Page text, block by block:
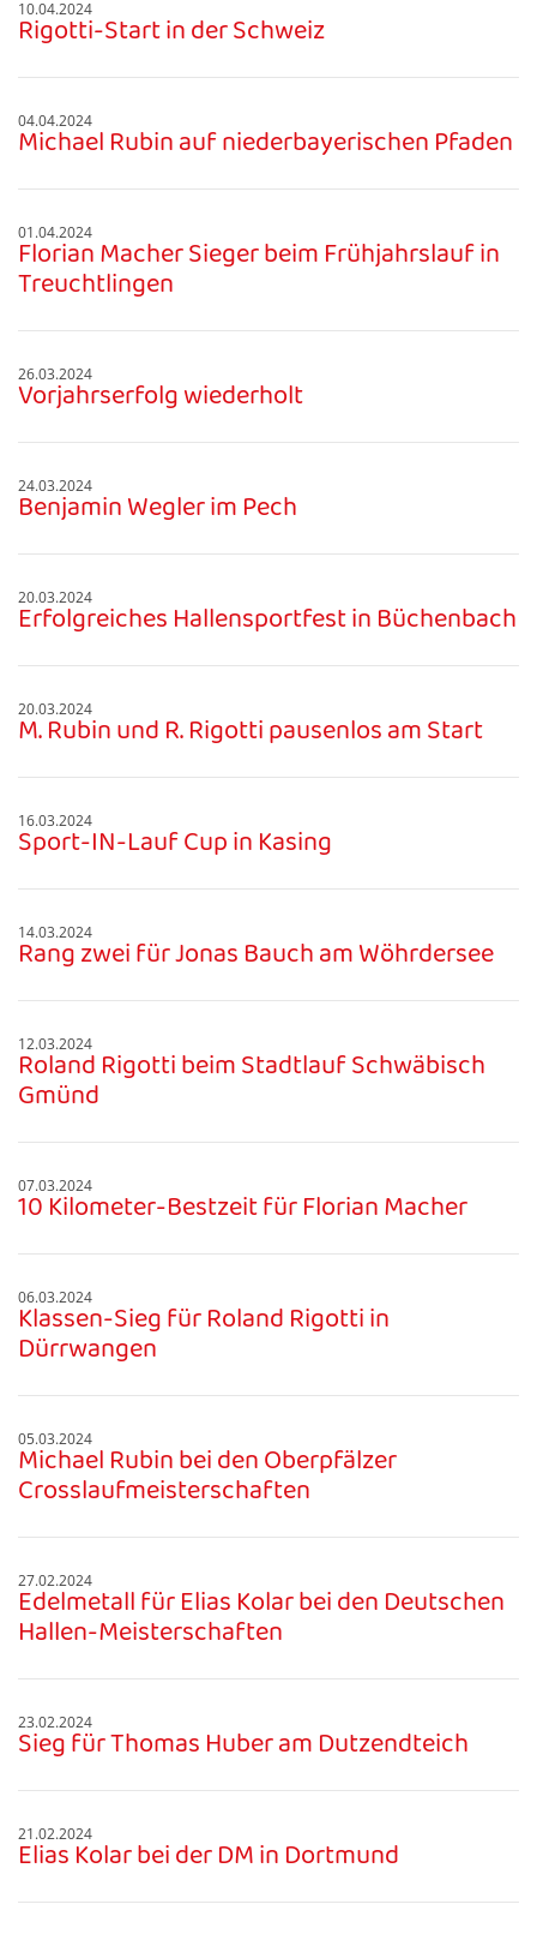
10.04.2024
Rigotti-Start in der Schweiz
04.04.2024
Michael Rubin auf niederbayerischen Pfaden
01.04.2024
Florian Macher Sieger beim Frühjahrslauf in
Treuchtlingen
26.03.2024
Vorjahrserfolg wiederholt
24.03.2024
Benjamin Wegler im Pech
20.03.2024
Erfolgreiches Hallensportfest in Büchenbach
20.03.2024
M. Rubin und R. Rigotti pausenlos am Start
16.03.2024
Sport-IN-Lauf Cup in Kasing
14.03.2024
Rang zwei für Jonas Bauch am Wöhrdersee
12.03.2024
Roland Rigotti beim Stadtlauf Schwäbisch
Gmünd
07.03.2024
10 Kilometer-Bestzeit für Florian Macher
06.03.2024
Klassen-Sieg für Roland Rigotti in
Dürrwangen
05.03.2024
Michael Rubin bei den Oberpfälzer
Crosslaufmeisterschaften
27.02.2024
Edelmetall für Elias Kolar bei den Deutschen
Hallen-Meisterschaften
23.02.2024
Sieg für Thomas Huber am Dutzendteich
21.02.2024
Elias Kolar bei der DM in Dortmund